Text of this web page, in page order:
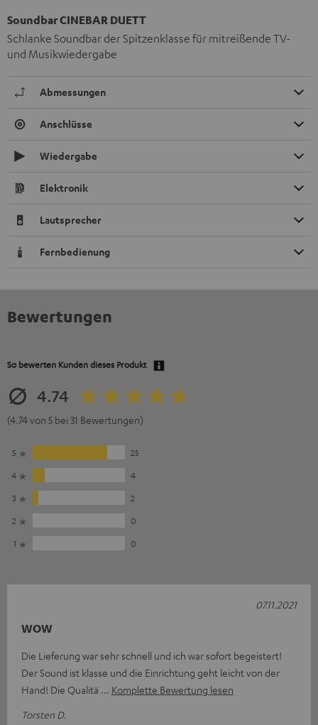
Soundbar CINEBAR DUETT
Schlanke Soundbar der Spitzenklasse für mitreißende TV-
und Musikwiedergabe
Abmessungen
Anschlüsse
Wiedergabe
Elektronik
Lautsprecher
Fernbedienung
Bewertungen
So bewerten Kunden dieses Produkt
4.74
(4.74 von 5 bei 31 Bewertungen)
5
25
4
4
3
2
2
0
1
0
WOW
Die Lieferung war sehr schnell und ich war sofort begeistert!
Der Sound ist klasse und die Einrichtung geht leicht von der
Hand! Die Qualitä
Komplette Bewertung lesen
Torsten D.
07.11.2021